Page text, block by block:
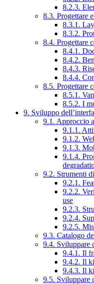
8.2.3.
8.3. Progettare
8.3.1.
8.3.2.
8.4. Progettare
8.4.1.
8.4.2.
8.4.3.
8.4.4.
8.5. Progettare
8.5.1.
8.5.2. I
9. Sviluppo
9.1. Approccio
9.1.1.
9.1.2.
9.1.3.
9.1.4.
9.2. Strumenti
9.2.1.
9.2.2.
use
9.2.3.
9.2.4.
9.2.5.
9.3. Catalogo
9.4. Sviluppare
9.4.1. Il
9.4.2. Il
9.4.3. Il
9.5. Sviluppare